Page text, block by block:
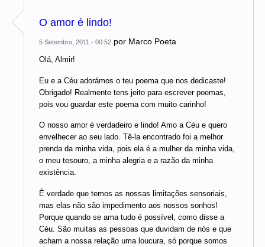
O amor é lindo!
5 Setembro, 2011 - 00:52 por Marco Poeta
Olá, Almir!
Eu e a Céu adorámos o teu poema que nos dedicaste!
Obrigado! Realmente tens jeito para escrever poemas,
pois vou guardar este poema com muito carinho!
O nosso amor é verdadeiro e lindo! Amo a Céu e quero
envelhecer ao seu lado. Tê-la encontrado foi a melhor
prenda da minha vida, pois ela é a mulher da minha vida,
o meu tesouro, a minha alegria e a razão da minha
existência.
É verdade que temos as nossas limitações sensoriais,
mas elas não são impedimento aos nossos sonhos!
Porque quando se ama tudo é possível, como disse a
Céu. São muitas as pessoas que duvidam de nós e que
acham a nossa relação uma loucura, só porque somos